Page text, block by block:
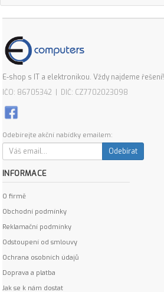
E-shop s IT a elektronikou. Vždy najdeme řešení!
IČO: 86705342 | DIČ: CZ7702023098
Odebírejte akční nabídky emailem:
Odebírat
INFORMACE
O firmě
Obchodní podmínky
Reklamační podmínky
Odstoupení od smlouvy
Ochrana osobních údajů
Doprava a platba
Jak se k nám dostat